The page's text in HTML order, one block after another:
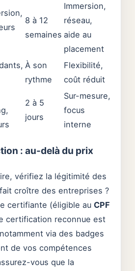
8 à 12
semaines
Immersion,
réseau,
aide au
placement
À son
rythme
Flexibilité,
coût réduit
2 à 5
jours
Sur-mesure,
focus
interne
: au-delà du prix
vérifiez la légitimité des
croître des entreprises ?
certifiante (éligible au CPF
certification reconnue est
via des badges
de vos compétences
vous que la